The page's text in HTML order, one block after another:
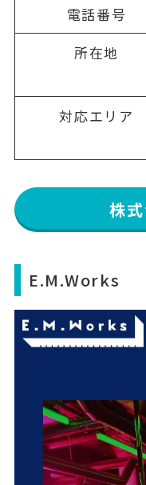
電話番号
所在地
対応エリア
株
E.M.Works